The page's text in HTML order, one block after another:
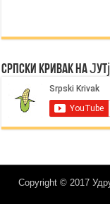
Српски Кривак на
Copyright © 2017